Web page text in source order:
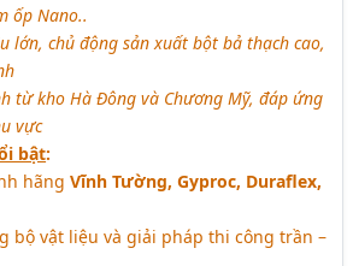
ốp Nano..
lớn, chủ động sản xuất bột bả thạch cao,
từ kho Hà Đông và Chương Mỹ, đáp ứng
vực
bật:
hãngVĩnh Tường, Gyproc, Duraflex,
bộ vật liệu và giải pháp thi công trần –